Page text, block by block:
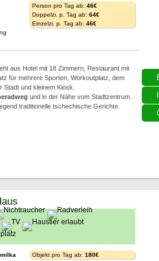
Person pro Tag ab: 46€
Doppelzi. p. Tag ab: 64€
Einzelzi. p. Tag ab: 46€
aus Hotel mit 18 Zimmern, Restaurant mit
für mehrere Sporten, Workoutplatz, dem
und kleinem Kiosk.
und in der Nähe vom Stadtzentrum.
traditionelle tschechische Gerichte.
Objekt pro Tag ab: 180€